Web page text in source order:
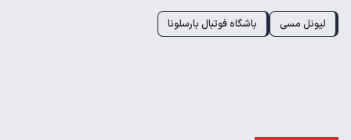
لیونل مسی باشگاه فوتبال بارسلونا